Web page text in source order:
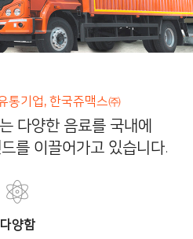
통기업, 한국쥬맥스㈜
다양한 음료를 국내에
를 이끌어가고 있습니다.
다양함